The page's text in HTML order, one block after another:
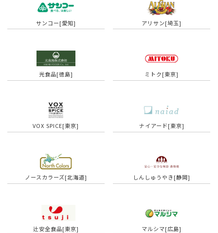
サンコー[愛知] アリサン[埼玉]
光食品[徳島] ミトク[東京]
VOX SPICE[東京] ナイアード[東京]
ノースカラーズ[北海道] しんしゅうやき[静岡]
辻安全食品[東京] マルシマ[広島]